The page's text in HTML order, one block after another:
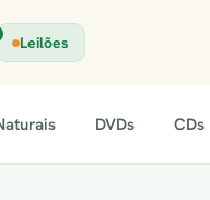
Leilões
DVDs CDs